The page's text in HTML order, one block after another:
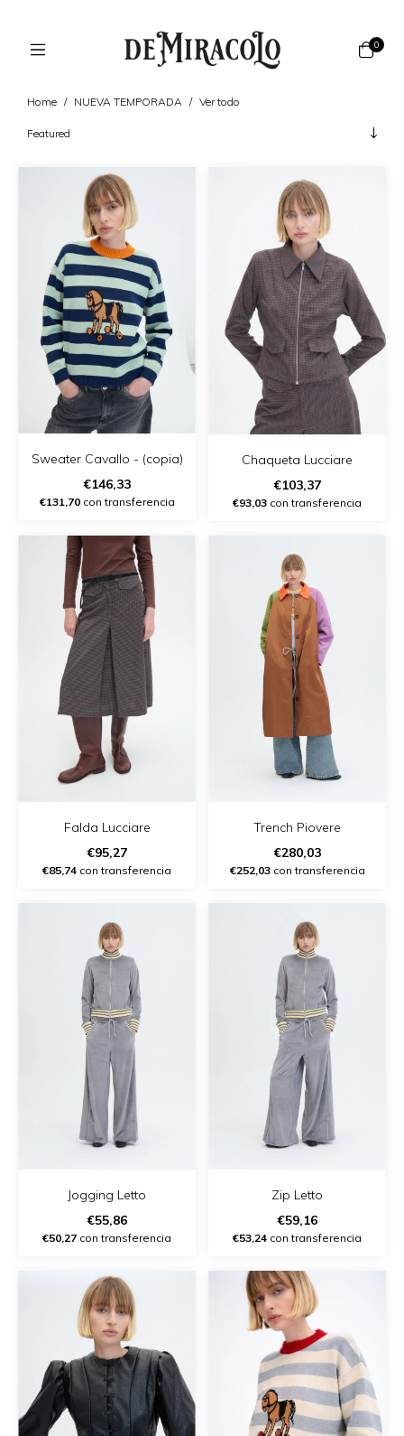
0
Home / NUEVA TEMPORADA / Ver todo
Sweater Cavallo - (copia)
€146,33
€131,70con transferencia
Chaqueta Lucciare
€103,37
€93,03 con transferencia
Falda Lucciare
€95,27
€85,74 con transferencia
Trench Piovere
€280,03
€252,03con transferencia
Jogging Letto
€55,86
€50,27 con transferencia
Zip Letto
€59,16
€53,24 con transferencia